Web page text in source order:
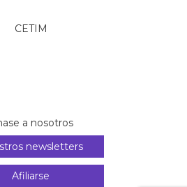
CETIM
a nosotros
newsletters
Afiliarse